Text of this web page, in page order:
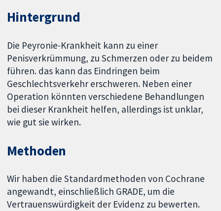
Hintergrund
Die Peyronie-Krankheit kann zu einer
Penisverkrümmung, zu Schmerzen oder zu beidem
führen. das kann das Eindringen beim
Geschlechtsverkehr erschweren. Neben einer
Operation könnten verschiedene Behandlungen
bei dieser Krankheit helfen, allerdings ist unklar,
wie gut sie wirken.
Methoden
Wir haben die Standardmethoden von Cochrane
angewandt, einschließlich GRADE, um die
Vertrauenswürdigkeit der Evidenz zu bewerten.